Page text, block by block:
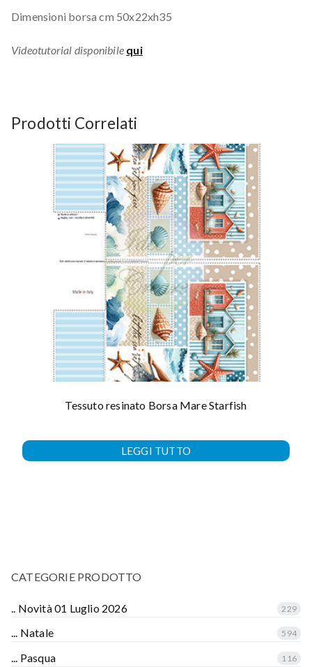
Dimensioni borsa cm 50x22xh35
Videotutorial disponibile qui
Prodotti Correlati
Tessuto resinato Borsa Mare Starfish
LEGGI TUTTO
CATEGORIE PRODOTTO
.. Novità 01 Luglio 2026 229
... Natale 594
... Pasqua 116